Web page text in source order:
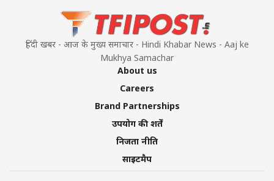
हिंदी खबर - आज के मुख्य समाचार - Hindi Khabar News - Aaj ke
Mukhya Samachar
About us
Careers
Brand Partnerships
उपयोग की शर्तें
निजता नीति
साइटमैप